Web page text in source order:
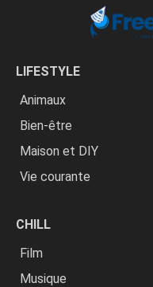
LIFESTYLE
Animaux
Bien-être
Maison et DIY
Vie courante
CHILL
Film
Musique